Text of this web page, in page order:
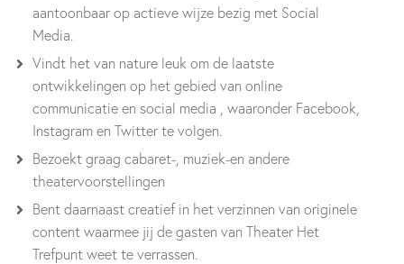
aantoonbaar op actieve wijze bezig met Social
Media.
Vindt het van nature leuk om de laatste
ontwikkelingen op het gebied van online
communicatie en social media , waaronder Facebook,
Instagram en Twitter te volgen.
Bezoekt graag cabaret-, muziek-en andere
theatervoorstellingen
Bent daarnaast creatief in het verzinnen van originele
content waarmee jij de gasten van Theater Het
Trefpunt weet te verrassen.